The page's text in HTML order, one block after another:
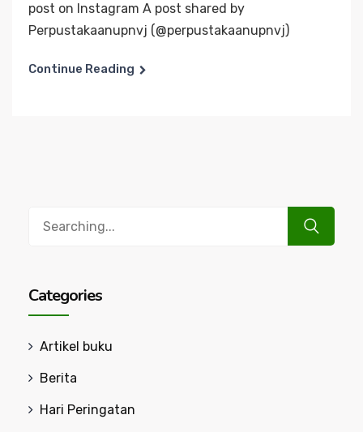
post on Instagram A post shared by
Perpustakaanupnvj (@perpustakaanupnvj)
Continue Reading
Categories
Artikel buku
Berita
Hari Peringatan